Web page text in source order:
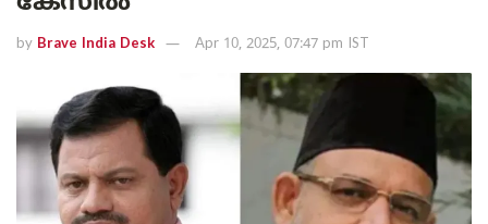
by Brave India Desk Apr 10, 2025, 07:47 pm IST